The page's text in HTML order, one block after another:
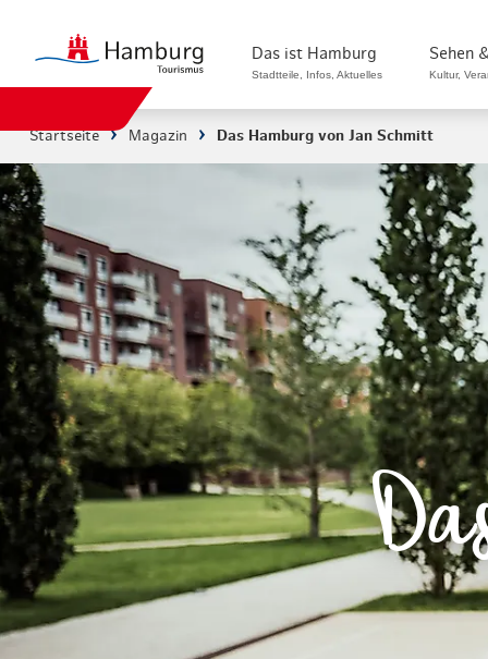
Das ist Hamburg
Stadtteile, Infos, Aktuelles
Die Welt in Hamburg
Hamburg nachhaltig erleben
Ein Tag in Hamburg
Hamburg das ganze Jahr
Hamburg für...
Infos & Mobilität
Sehen
Kultur,
Kultur &
Musicals &
Hamburg
Radfahren
Routen &
Historisches
Grüne
Startseite Magazin Das Hamburg von Jan Schmitt